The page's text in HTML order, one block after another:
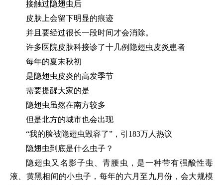
接触过隐翅虫后
皮肤上会留下明显的痕迹
并且要经过很长一段时间才会消除。
许多医院皮肤科接诊了十几例隐翅虫皮炎患者
每年的夏末秋初
是隐翅虫皮炎的高发季节
需要提醒大家的是
隐翅虫虽然在南方较多
但是北方的城市也会出现
“我的脸被隐翅虫毁容了”，引183万人热议
隐翅虫到底是什么虫子？
隐翅虫又名影子虫、青腰虫，是一种带有强酸性毒
液、黄黑相间的小虫子，每年的六月至九月份，会大规模